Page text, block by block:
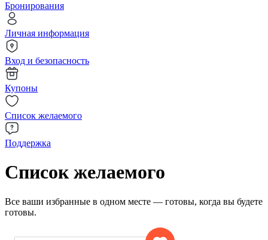
Бронирования
Личная информация
Вход и безопасность
Купоны
Список желаемого
Поддержка
Список желаемого
Все ваши избранные в одном месте — готовы, когда вы будете
готовы.